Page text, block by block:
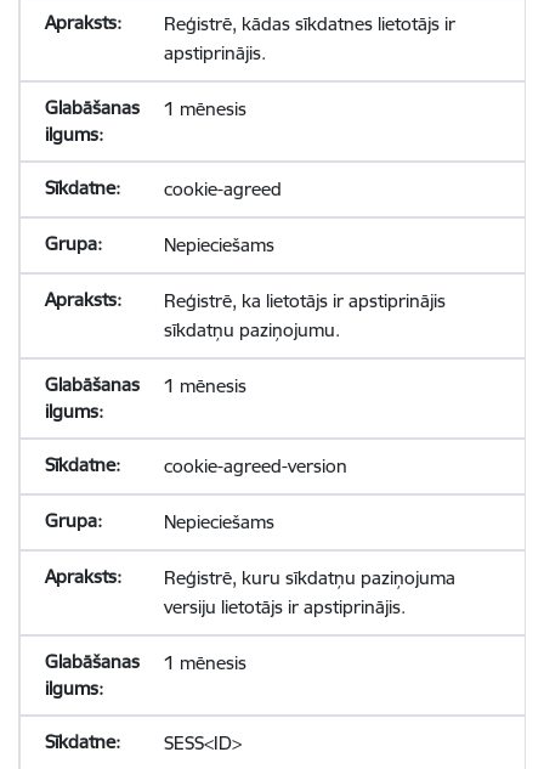
Reģistrē, kādas sīkdatnes lietotājs ir
apstiprinājis.
1 mēnesis
cookie-agreed
Nepieciešams
Reģistrē, ka lietotājs ir apstiprinājis
sīkdatņu paziņojumu.
1 mēnesis
cookie-agreed-version
Nepieciešams
Reģistrē, kuru sīkdatņu paziņojuma
versiju lietotājs ir apstiprinājis.
1 mēnesis
SESS<ID>